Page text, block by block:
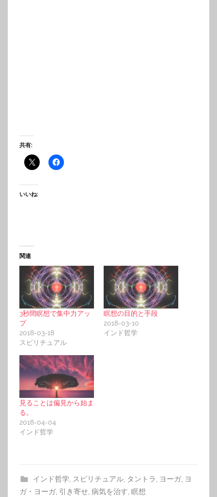
共有:
いいね:
関連
3秒間瞑想で集中力アッ
プ
2018-03-18
スピリチュアル
瞑想の目的と手段
2018-03-10
インド哲学
見ることは偏見から始ま
る。
2018-04-04
インド哲学
インド哲学, スピリチュアル, タントラ, ヨーガ, ヨ
ガ・ヨーガ, 引き寄せ, 病気を治す, 瞑想